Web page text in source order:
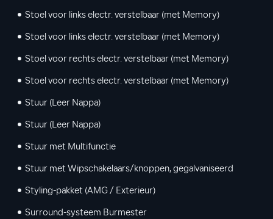
Stoel voor links electr. verstelbaar (met Memory)
Stoel voor links electr. verstelbaar (met Memory)
Stoel voor rechts electr. verstelbaar (met Memory)
Stoel voor rechts electr. verstelbaar (met Memory)
Stuur (Leer Nappa)
Stuur (Leer Nappa)
Stuur met Multifunctie
Stuur met Wipschakelaars/knoppen, gegalvaniseerd
Styling-pakket (AMG / Exterieur)
Surround-systeem Burmester